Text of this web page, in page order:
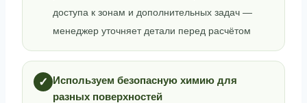
доступа к зонам и дополнительных задач —
менеджер уточняет детали перед расчётом
✓ Используем безопасную химию для
разных поверхностей